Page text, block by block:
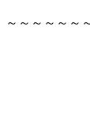
～～～～～～